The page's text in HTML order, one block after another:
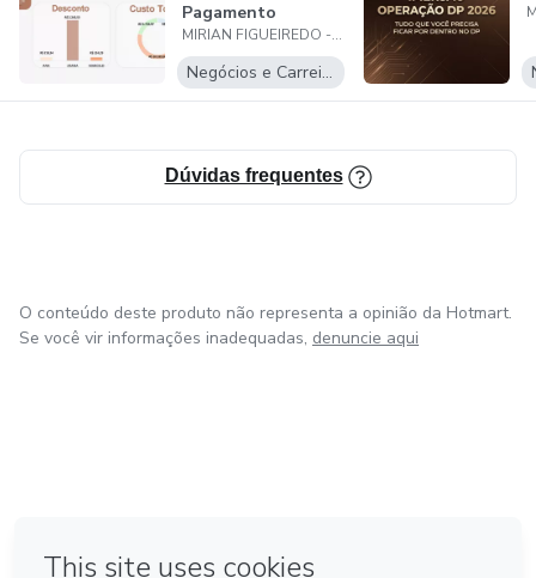
Pagamento
MIRIAN FIGUEIREDO - MF CONSULTORIA
Negócios e Carreira
Dúvidas frequentes
O conteúdo deste produto não representa a opinião da Hotmart.
Se você vir informações inadequadas, denuncie aqui
Feito com ❤ em Bogotá